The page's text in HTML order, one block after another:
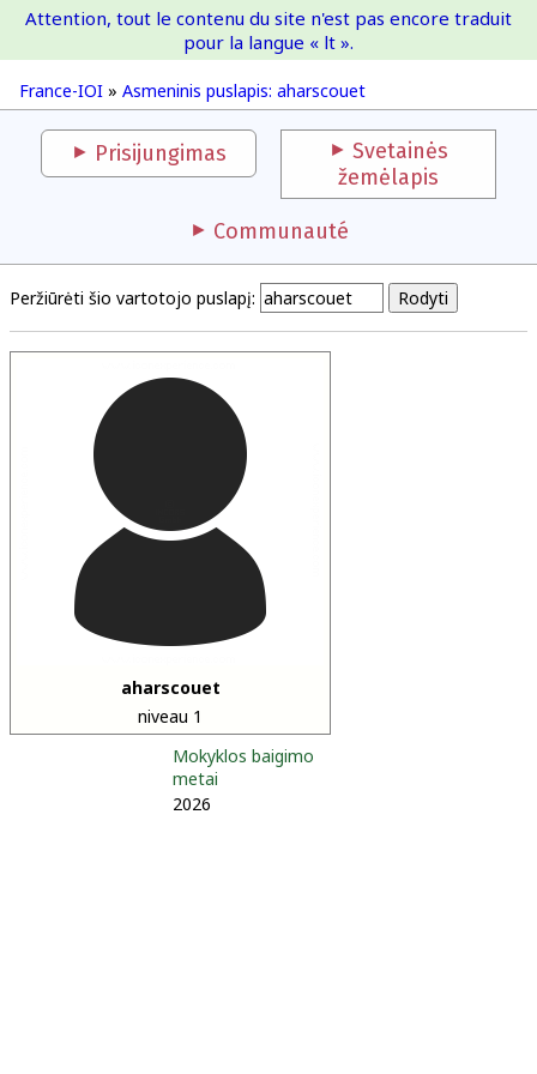
France-IOI
France-IOI » Asmeninis puslapis: aharscouet
Attention, tout le contenu du site n'est pas encore traduit
pour la langue « lt ».
Prisijungimas
Svetainės
žemėlapis
Communauté
Peržiūrėti šio vartotojo puslapį:
aharscouet
niveau 1
Mokyklos baigimo
metai
2026